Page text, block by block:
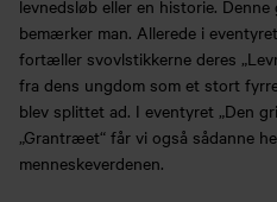
levnedsløb eller en historie.
bemærker man. Allerede i
fortæller svovlstikkerne deres
fra dens ungdom som et stort
blev splittet ad. I eventyret „Den
„Grantræet“ får vi også sådanne
menneskeverdenen.